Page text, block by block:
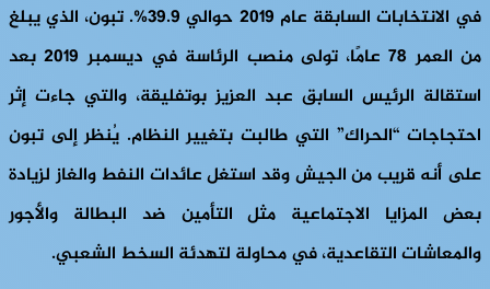
في الانتخابات السابقة عام 2019 حوالي 39.9%. تبون، الذي يبلغ
من العمر 78 عامًا، تولى منصب الرئاسة في ديسمبر 2019 بعد
استقالة الرئيس السابق عبد العزيز بوتفليقة، والتي جاءت إثر
احتجاجات “الحراك” التي طالبت بتغيير النظام. يُنظر إلى تبون
على أنه قريب من الجيش وقد استغل عائدات النفط والغاز لزيادة
بعض المزايا الاجتماعية مثل التأمين ضد البطالة والأجور
والمعاشات التقاعدية، في محاولة لتهدئة السخط الشعبي.